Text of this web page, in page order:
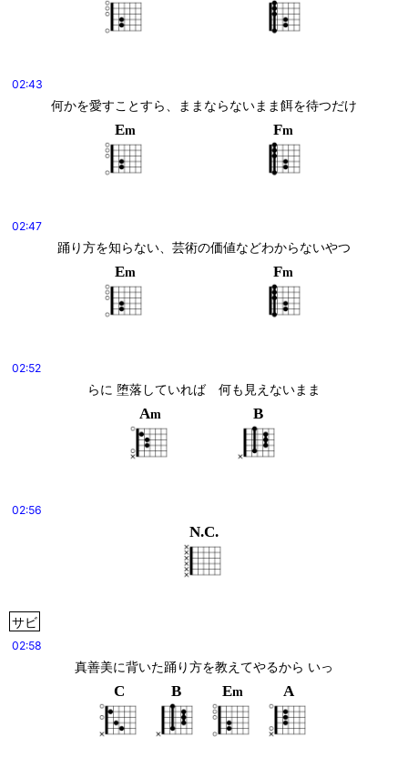
02:43
何かを愛すことすら、ままならないまま餌を待つだけ
Em Fm
02:47
踊り方を知らない、芸術の価値などわからないやつ
Em Fm
02:52
らに 堕落していれば　何も見えないまま
Am B
02:56
N.C.
サビ
02:58
真善美に背いた踊り方を教えてやるから いっ
C B Em A